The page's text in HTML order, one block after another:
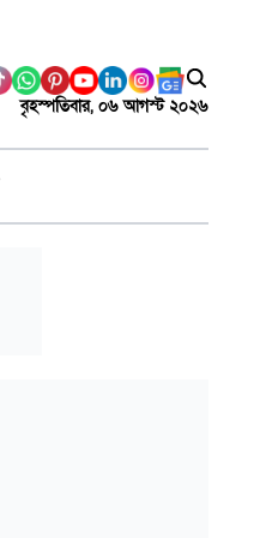
বৃহস্পতিবার, ০৬ আগস্ট ২০২৬